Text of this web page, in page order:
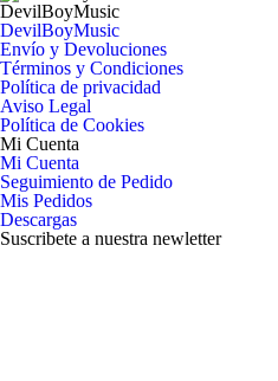
DevilBoyMusic
DevilBoyMusic
Envío y Devoluciones
Términos y Condiciones
Política de privacidad
Aviso Legal
Política de Cookies
Mi Cuenta
Mi Cuenta
Seguimiento de Pedido
Mis Pedidos
Descargas
Suscribete a nuestra newletter